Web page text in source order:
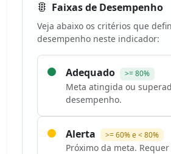
Faixas de Desempenho
Veja abaixo os critérios que
desempenho neste indicador:
Adequado >= 80%
Meta atingida ou
desempenho.
Alerta >= 60% e < 80%
Próximo da meta.